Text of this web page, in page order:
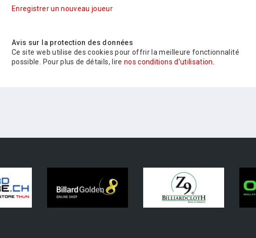
Enregistrer un nouveau joueur
Avis sur la protection des données
Ce site web utilise des cookies pour offrir la meilleure fonctionnalité
possible. Pour plus de détails, lire nos conditions d'utilisation.